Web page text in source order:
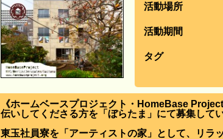
活動場所
活動期間
タグ
《ホームベースプロジェクト・HomeBase
伝いしてくださる方を「ぼらたま」にて募集して
東玉社員寮を「アーティストの家」として、リラ